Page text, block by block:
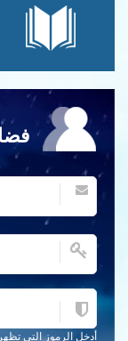
أدخل الرموز التي